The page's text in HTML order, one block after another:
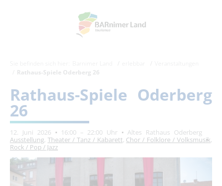
Rathaus-Spiele Oderberg 26
Rathaus-Spiele Oderberg
26
12. Juni 2026 16:00 – 22:00 Uhr
Altes Rathaus Oderberg
Ausstellung, Theater / Tanz / Kabarett, Chor / Folklore / Volksmusik,
Rock / Pop / Jazz